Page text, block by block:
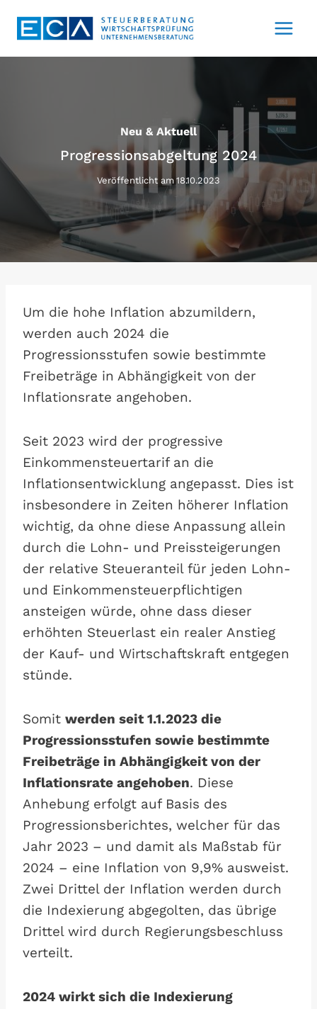
Inhalt
Neu & Aktuell
Progressionsabgeltung 2024
Veröffentlicht am 18.10.2023
Um die hohe Inflation abzumildern,
werden auch 2024 die
Progressionsstufen sowie bestimmte
Freibeträge in Abhängigkeit von der
Inflationsrate angehoben.
Seit 2023 wird der progressive
Einkommensteuertarif an die
Inflationsentwicklung angepasst. Dies ist
insbesondere in Zeiten höherer Inflation
wichtig, da ohne diese Anpassung allein
durch die Lohn- und Preissteigerungen
der relative Steueranteil für jeden Lohn-
und Einkommensteuerpflichtigen
ansteigen würde, ohne dass dieser
erhöhten Steuerlast ein realer Anstieg
der Kauf- und Wirtschaftskraft entgegen
stünde.
Somit werden seit 1.1.2023 die
Progressionsstufen sowie bestimmte
Freibeträge in Abhängigkeit von der
Inflationsrate angehoben. Diese
Anhebung erfolgt auf Basis des
Progressionsberichtes, welcher für das
Jahr 2023 – und damit als Maßstab für
2024 – eine Inflation von 9,9% ausweist.
Zwei Drittel der Inflation werden durch
die Indexierung abgegolten, das übrige
Drittel wird durch Regierungsbeschluss
verteilt.
2024 wirkt sich die Indexierung